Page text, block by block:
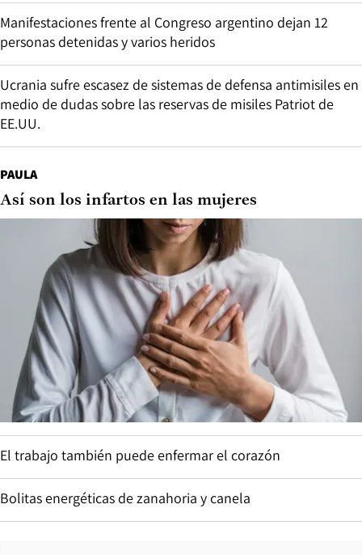
Manifestaciones frente al Congreso argentino dejan 12
personas detenidas y varios heridos
Ucrania sufre escasez de sistemas de defensa antimisiles en
medio de dudas sobre las reservas de misiles Patriot de
EE.UU.
PAULA
Así son los infartos en las mujeres
El trabajo también puede enfermar el corazón
Bolitas energéticas de zanahoria y canela